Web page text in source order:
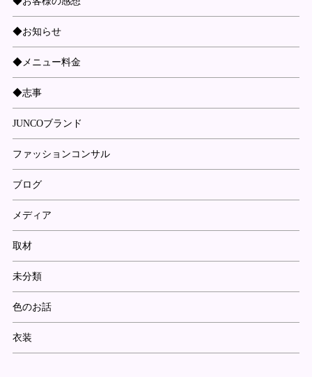
◆お知らせ
◆メニュー料金
◆志事
JUNCOブランド
ファッションコンサル
ブログ
メディア
取材
未分類
色のお話
衣装